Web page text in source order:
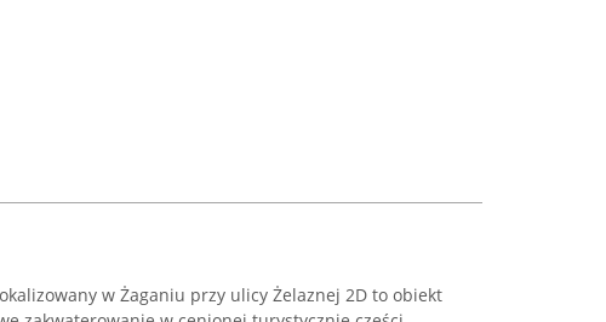
w Żaganiu przy ulicy Żelaznej 2D to obiekt